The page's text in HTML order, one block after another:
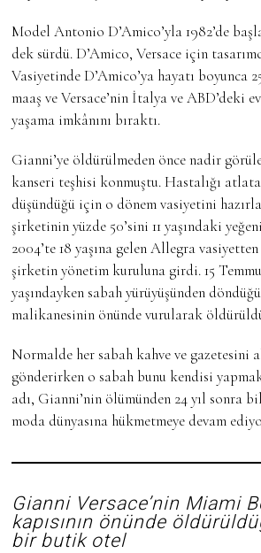
Model Antonio D’Amico’yla 1982’de
dek sürdü. D’Amico, Versace için
Vasiyetinde D’Amico’ya hayatı boyunca
maaş ve Versace’nin İtalya ve ABD’deki
yaşama imkânını bıraktı.
Gianni’ye öldürülmeden önce nadir
kanseri teşhisi konmuştu. Hastalığı
düşündüğü için o dönem vasiyetini
şirketinin yüzde 50’sini 11 yaşındaki
2004’te 18 yaşına gelen Allegra
şirketin yönetim kuruluna girdi. 15
yaşındayken sabah yürüyüşünden
malikanesinin önünde vurularak
Normalde her sabah kahve ve gazetesini
gönderirken o sabah bunu kendisi
adı, Gianni’nin ölümünden 24 yıl sonra
moda dünyasına hükmetmeye devam
Gianni Versace’nin Miami
kapısının önünde
bir butik otel